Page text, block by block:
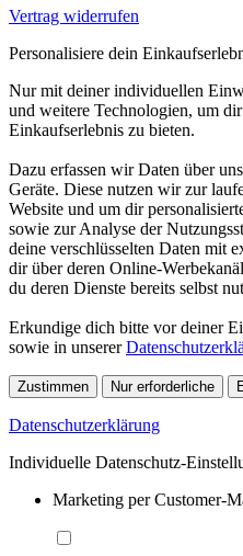
Vertrag widerrufen
Personalisiere dein
Nur mit deiner individuellen
und weitere Technologien, um
Einkaufserlebnis zu bieten.
Dazu erfassen wir Daten über
Geräte. Diese nutzen wir zur
Website und um dir
sowie zur Analyse der
deine verschlüsselten Daten mit
dir über deren Online-
du deren Dienste bereits selbst
Erkundige dich bitte vor deiner
sowie in unserer
Zustimmen Nur erforderliche
Datenschutzerklärung
Individuelle Datenschutz-
Marketing per Customer-